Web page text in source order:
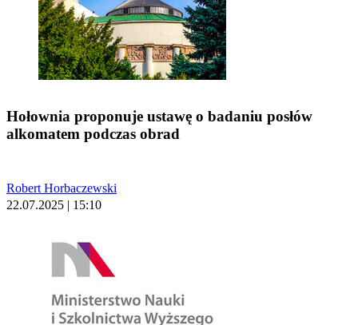
Hołownia proponuje ustawę o badaniu posłów
alkomatem podczas obrad
Robert Horbaczewski
22.07.2025 | 15:10